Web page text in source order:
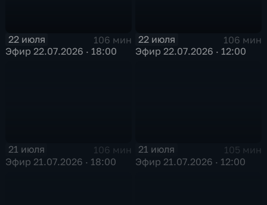
22 июля
106 мин
Эфир 22.07.2026 · 18:00
22 июля
106 мин
Эфир 22.07.2026 · 12:00
21 июля
106 мин
Эфир 21.07.2026 · 18:00
21 июля
105 мин
Эфир 21.07.2026 · 12:00